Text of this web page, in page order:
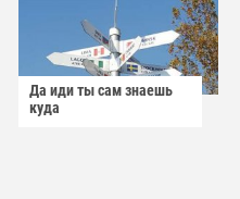
Да иди ты сам знаешь
куда